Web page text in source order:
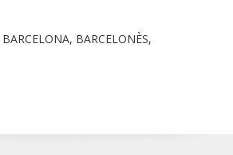
BARCELONÈS,